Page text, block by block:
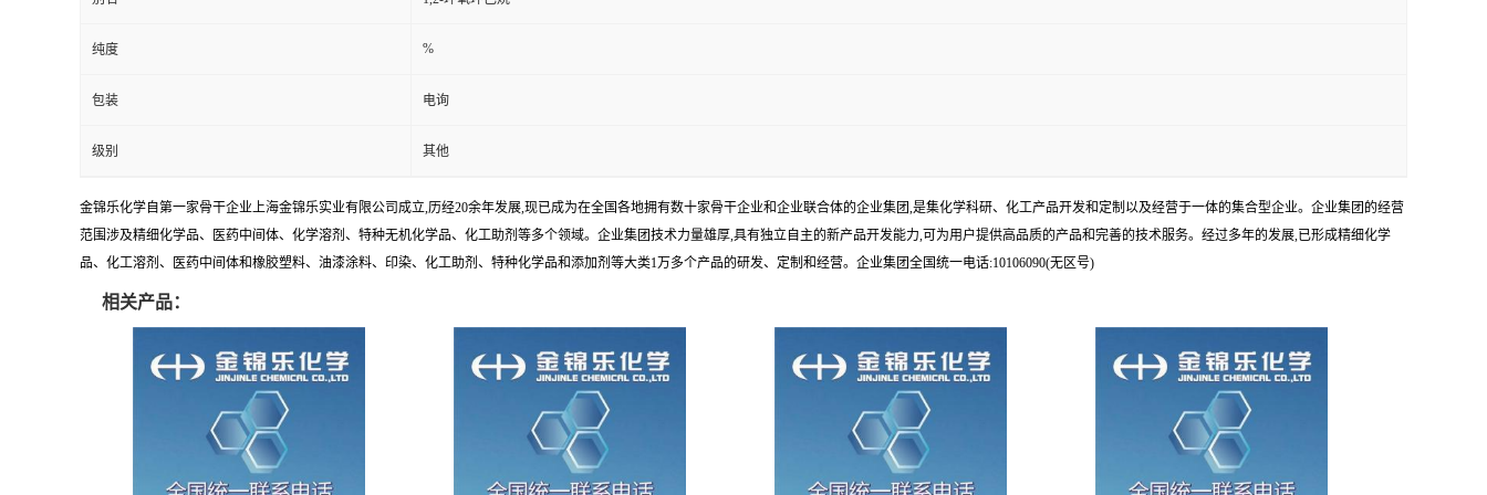
纯度 %
包装 电询
级别 其他
金锦乐化学自第一家骨干企业上海金锦乐实业有限公司成立,历经20余年发展,现已成为在全国各地拥有数十家骨干企业和企业联合体的企业集团,是集化学科研、化工产品开发和定制以及经营于一体的集合型企业。企业集团的经营
范围涉及精细化学品、医药中间体、化学溶剂、特种无机化学品、化工助剂等多个领域。企业集团技术力量雄厚,具有独立自主的新产品开发能力,可为用户提供高品质的产品和完善的技术服务。经过多年的发展,已形成精细化学
品、化工溶剂、医药中间体和橡胶塑料、油漆涂料、印染、化工助剂、特种化学品和添加剂等大类1万多个产品的研发、定制和经营。企业集团全国统一电话:10106090(无区号)
相关产品：